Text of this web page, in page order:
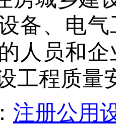
备、电
人员和
工程质量
注册公用